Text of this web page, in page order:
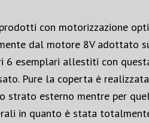
con motorizzazione
dal motore 8V adottato
esemplari allestiti con
Pure la coperta è
strato esterno mentre per
in quanto è stata